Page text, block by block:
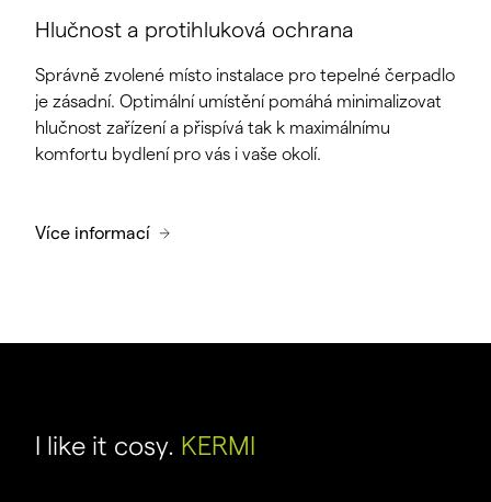
Hlučnost a protihluková ochrana
Správně zvolené místo instalace pro tepelné čerpadlo
je zásadní. Optimální umístění pomáhá minimalizovat
hlučnost zařízení a přispívá tak k maximálnímu
komfortu bydlení pro vás i vaše okolí.
Více informací
I like it cosy. KERMI